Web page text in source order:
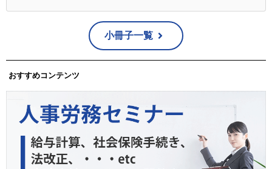
小冊子一覧
おすすめコンテンツ